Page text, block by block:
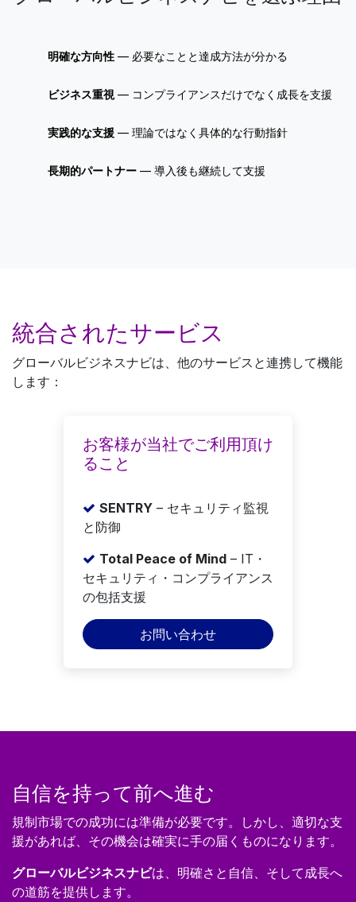
明確な方向性 — 必要なことと達成方法が分かる
ビジネス重視 — コンプライアンスだけでなく成長を支援
実践的な支援 — 理論ではなく具体的な行動指針
長期的パートナー — 導入後も継続して支援
統合されたサービス
グローバルビジネスナビは、他のサービスと連携して機能
します：
お客様が当社でご利用頂け
ること
SENTRY – セキュリティ監視
と防御
Total Peace of Mind – IT・
セキュリティ・コンプライアンス
の包括支援
お問い合わせ
自信を持って前へ進む
規制市場での成功には準備が必要です。しかし、適切な支
援があれば、その機会は確実に手の届くものになります。
グローバルビジネスナビは、明確さと自信、そして成長へ
の道筋を提供します。